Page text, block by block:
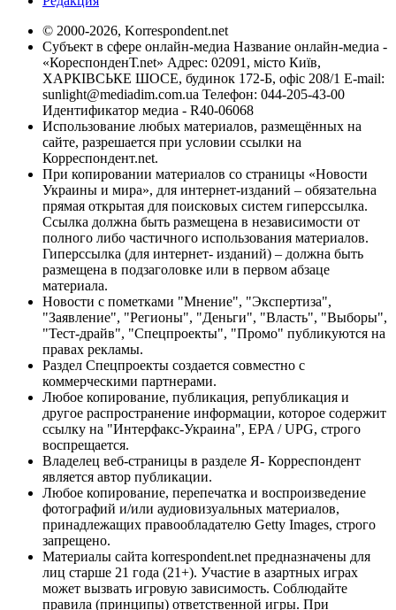
© 2000-2026, Korrespondent.net
Субъект в сфере онлайн-медиа Название онлайн-медиа -
«КореспонденТ.net» Адрес: 02091, місто Київ,
ХАРКІВСЬКЕ ШОСЕ, будинок 172-Б, офіс 208/1 E-mail:
sunlight@mediadim.com.ua Телефон: 044-205-43-00
Идентификатор медиа - R40-06068
Использование любых материалов, размещённых на
сайте, разрешается при условии ссылки на
Корреспондент.net.
При копировании материалов со страницы «Новости
Украины и мира», для интернет-изданий – обязательна
прямая открытая для поисковых систем гиперссылка.
Ссылка должна быть размещена в независимости от
полного либо частичного использования материалов.
Гиперссылка (для интернет- изданий) – должна быть
размещена в подзаголовке или в первом абзаце
материала.
Новости с пометками "Мнение", "Экспертиза",
"Заявление", "Регионы", "Деньги", "Власть", "Выборы",
"Тест-драйв", "Спецпроекты", "Промо" публикуются на
правах рекламы.
Раздел Спецпроекты создается совместно с
коммерческими партнерами.
Любое копирование, публикация, републикация и
другое распространение информации, которое содержит
ссылку на "Интерфакс-Украина", EPA / UPG, строго
воспрещается.
Владелец веб-страницы в разделе Я- Корреспондент
является автор публикации.
Любое копирование, перепечатка и воспроизведение
фотографий и/или аудиовизуальных материалов,
принадлежащих правообладателю Getty Images, строго
запрещено.
Материалы сайта korrespondent.net предназначены для
лиц старше 21 года (21+). Участие в азартных играх
может вызвать игровую зависимость. Соблюдайте
правила (принципы) ответственной игры. При